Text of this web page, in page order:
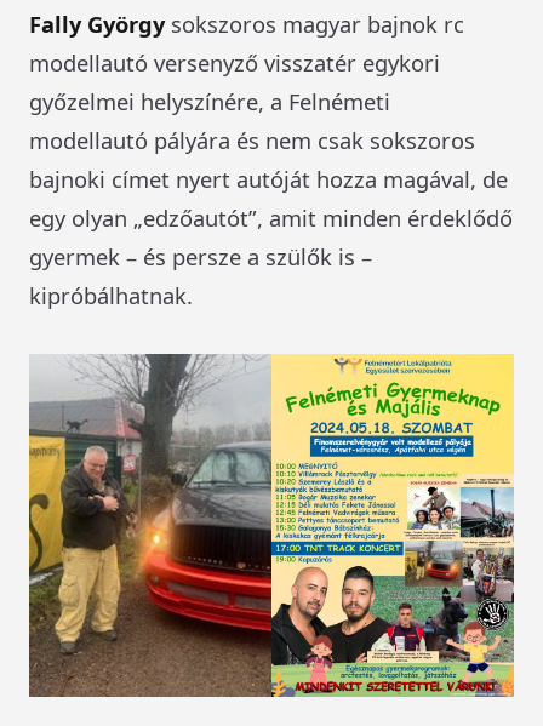
Fally Györgysokszoros magyar bajnok rc
modellautó versenyző visszatér egykori
győzelmei helyszínére, a Felnémeti
modellautó pályára és nem csak sokszoros
bajnoki címet nyert autóját hozza magával, de
egy olyan „edzőautót”, amit minden érdeklődő
gyermek – és persze a szülők is –
kipróbálhatnak.